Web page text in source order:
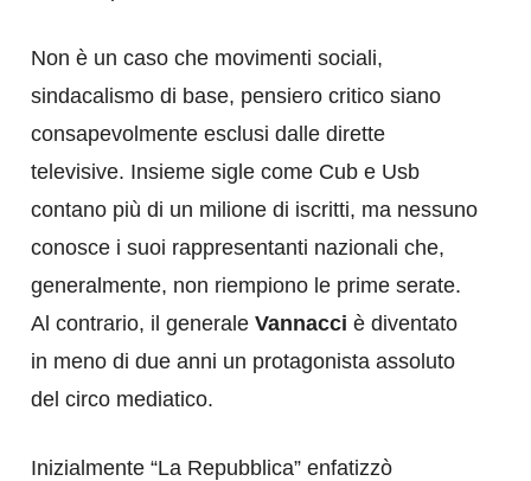
Non è un caso che movimenti sociali,
sindacalismo di base, pensiero critico siano
consapevolmente esclusi dalle dirette
televisive. Insieme sigle come Cub e Usb
contano più di un milione di iscritti, ma nessuno
conosce i suoi rappresentanti nazionali che,
generalmente, non riempiono le prime serate.
Al contrario, il generale Vannacci è diventato
in meno di due anni un protagonista assoluto
del circo mediatico.
Inizialmente “La Repubblica” enfatizzò